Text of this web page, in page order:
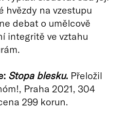
hvězdy na vzestupu
debat o umělcově
integritě ve vztahu
Stopa blesku. Přeložil
Praha 2021, 304
299 korun.